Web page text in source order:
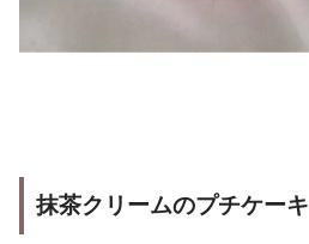
抹茶クリームのプチケーキ